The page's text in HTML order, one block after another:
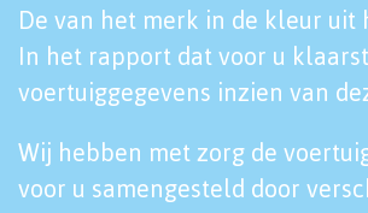
De van het merk in de kleur uit
In het rapport dat voor u
voertuiggegevens inzien van
Wij hebben met zorg de
voor u samengesteld door